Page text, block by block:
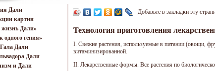
Дали
картин
жизнь Дали»
одного гения»
Дали
Дали
и Дали
Добавьте в закладки эту
Технология приготовления
I. Свежие растения, используемые в питании (овощи,
витаминизированной.
II. Лекарственные формы. Все растения по